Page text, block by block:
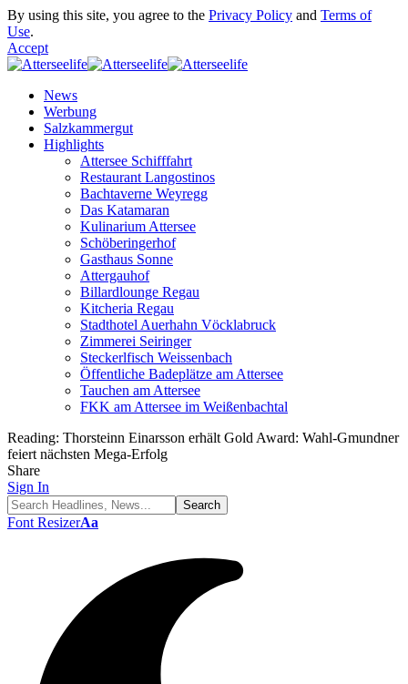
By using this site, you agree to the Privacy Policy and Terms of
Use.
Accept
News
Werbung
Salzkammergut
Highlights
Attersee Schifffahrt
Restaurant Langostinos
Bachtaverne Weyregg
Das Katamaran
Kulinarium Attersee
Schöberingerhof
Gasthaus Sonne
Attergauhof
Billardlounge Regau
Kitcheria Regau
Stadthotel Auerhahn Vöcklabruck
Zimmerei Seiringer
Steckerlfisch Weissenbach
Öffentliche Badeplätze am Attersee
Tauchen am Attersee
FKK am Attersee im Weißenbachtal
Reading: Thorsteinn Einarsson erhält Gold Award: Wahl-Gmundner
feiert nächsten Mega-Erfolg
Share
Sign In
Font ResizerAa